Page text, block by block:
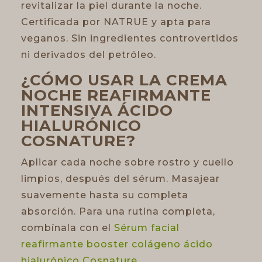
revitalizar la piel durante la noche.
Certificada por NATRUE y apta para
veganos. Sin ingredientes controvertidos
ni derivados del petróleo.
¿CÓMO USAR LA CREMA
NOCHE REAFIRMANTE
INTENSIVA ÁCIDO
HIALURÓNICO
COSNATURE?
Aplicar cada noche sobre rostro y cuello
limpios, después del sérum. Masajear
suavemente hasta su completa
absorción. Para una rutina completa,
combínala con el Sérum facial
reafirmante booster colágeno ácido